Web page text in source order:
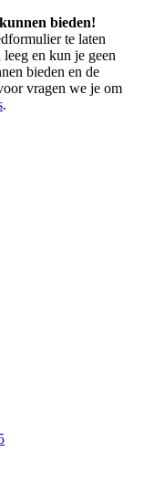
bieden!
te laten
en kun je geen
bieden en de
vragen we je om
.